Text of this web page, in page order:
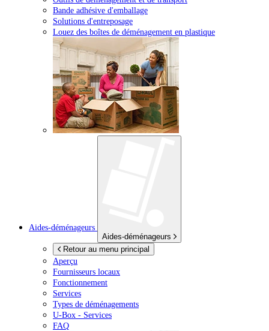
Bande adhésive d'emballage
Solutions d'entreposage
Louez des boîtes de déménagement en plastique
Aides-déménageurs
Aides-déménageurs
Retour au menu principal
Aperçu
Fournisseurs locaux
Fonctionnement
Services
Types de déménagements
U-Box - Services
FAQ